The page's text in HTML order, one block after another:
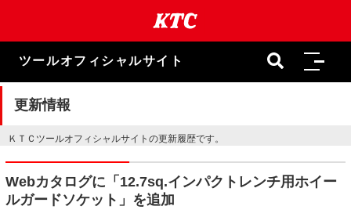
ま
キ
ツールオフィシャルサイト
更新情報
ＫＴＣツールオフィシャルサイトの更新履歴です。
Webカタログに「12.7sq.インパクトレンチ用ホイー
ルガードソケット」を追加